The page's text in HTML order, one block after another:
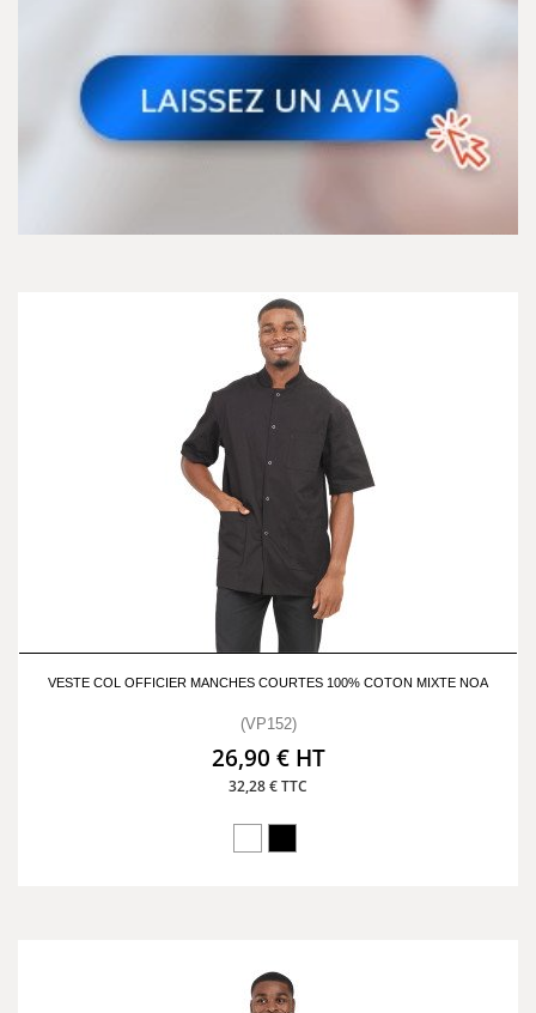
VESTE COL OFFICIER MANCHES COURTES 100% COTON MIXTE NOA
(VP152)
26,90 € HT
32,28 € TTC